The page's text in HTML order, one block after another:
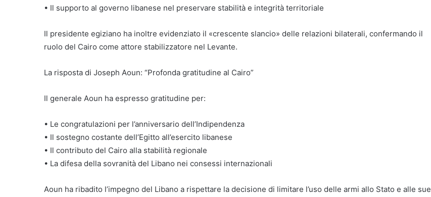
• Il supporto al governo libanese nel preservare stabilità e integrità territoriale
Il presidente egiziano ha inoltre evidenziato il «crescente slancio» delle relazioni bilaterali, confermando il
ruolo del Cairo come attore stabilizzatore nel Levante.
La risposta di Joseph Aoun: “Profonda gratitudine al Cairo”
Il generale Aoun ha espresso gratitudine per:
• Le congratulazioni per l’anniversario dell’Indipendenza
• Il sostegno costante dell’Egitto all’esercito libanese
• Il contributo del Cairo alla stabilità regionale
• La difesa della sovranità del Libano nei consessi internazionali
Aoun ha ribadito l’impegno del Libano a rispettare la decisione di limitare l’uso delle armi allo Stato e alle sue